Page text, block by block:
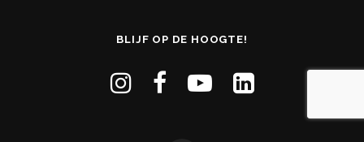
BLIJF OP DE HOOGTE!